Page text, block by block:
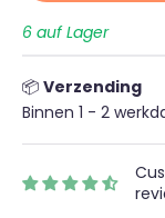
6 auf Lager
📦 Verzending
Binnen 1 - 2